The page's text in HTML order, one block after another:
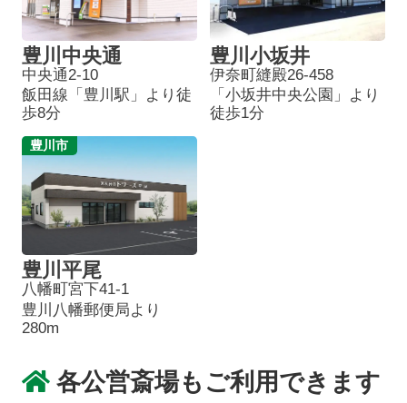
豊川中央通
中央通2-10
飯田線「豊川駅」より徒
歩8分
豊川小坂井
伊奈町縫殿26-458
「小坂井中央公園」より
徒歩1分
豊川市
豊川平尾
八幡町宮下41-1
豊川八幡郵便局より
280m
各公営斎場もご利用できます